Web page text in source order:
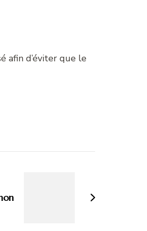
afin d’éviter que le